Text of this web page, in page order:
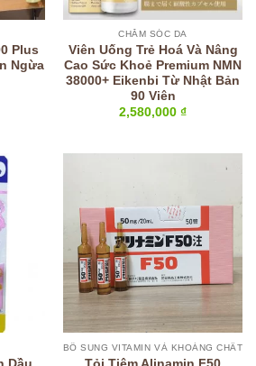
Plus
Ngừa
CHĂM SÓC DA
Viên Uống Trẻ Hoá Và Nâng
Cao Sức Khoẻ Premium NMN
38000+ Eikenbi Từ Nhật Bản
90 Viên
2,580,000 ₫
BỔ SUNG VITAMIN VÀ KHOÁNG CHẤT